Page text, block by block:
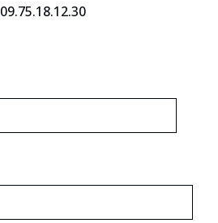
09.75.18.12.30